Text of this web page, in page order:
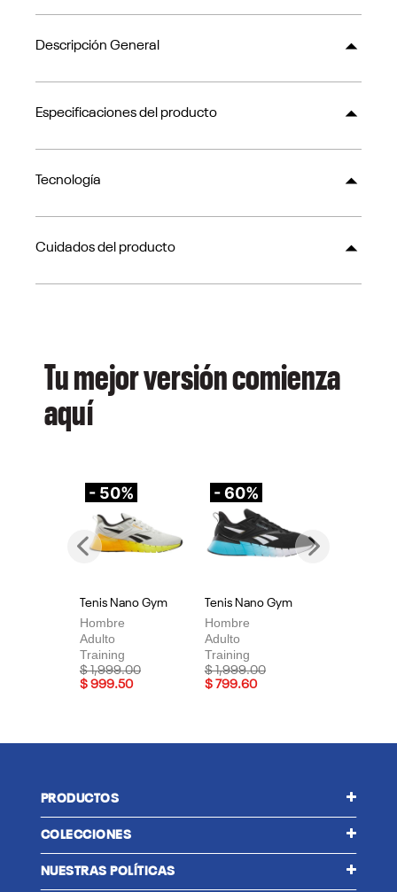
Descripción General
Especificaciones del producto
Tecnología
Cuidados del producto
Tu mejor versión comienza
aquí
- 50%
Tenis Nano Gym
Hombre
Adulto
Training
Price reduced from
$ 1,999.00to
$ 999.50
- 60%
Tenis Nano Gym
Hombre
Adulto
Training
Price reduced from
$ 1,999.00to
$ 799.60
Previous
PRODUCTOS
COLECCIONES
NUESTRAS POLÍTICAS